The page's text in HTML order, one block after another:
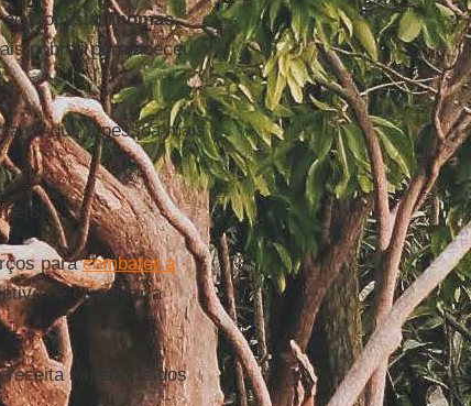
economistaThomas
pobres permaneceu
do que a pessoa mais
paracombater a
de erradicar a
receita superior à dos